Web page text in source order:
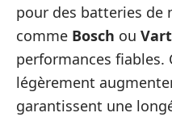
pour des batteries de
comme Bosch ou
performances fiables.
légèrement
garantissent une